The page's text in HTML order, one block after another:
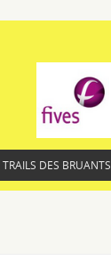
TRAILS DES BRUANTS